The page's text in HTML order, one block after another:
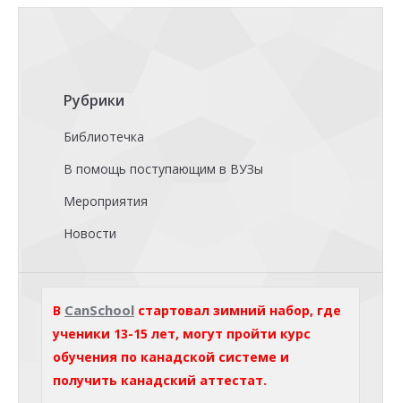
Рубрики
Библиотечка
В помощь поступающим в ВУЗы
Мероприятия
Новости
В CanSchool стартовал зимний набор, где
ученики 13-15 лет, могут пройти курс
обучения по канадской системе и
получить канадский аттестат.